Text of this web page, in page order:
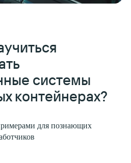
системы
контейнерах?
для познающих